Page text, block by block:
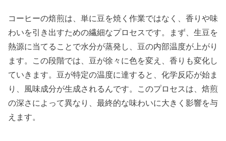
コーヒーの焙煎は、単に豆を焼く作業ではなく、香りや味
わいを引き出すための繊細なプロセスです。まず、生豆を
熱源に当てることで水分が蒸発し、豆の内部温度が上がり
ます。この段階では、豆が徐々に色を変え、香りも変化し
ていきます。豆が特定の温度に達すると、化学反応が始ま
り、風味成分が生成されるんです。このプロセスは、焙煎
の深さによって異なり、最終的な味わいに大きく影響を与
えます。